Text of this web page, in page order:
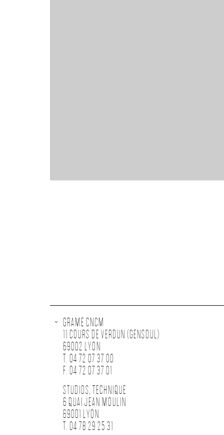
GRAME CNCM
11 COURS DE VERDUN (GENSOUL)
69002 LYON
T. 04 72 07 37 00
F. 04 72 07 37 01
STUDIOS, TECHNIQUE
6 QUAI JEAN MOULIN
69001 LYON
T. 04 78 29 25 31